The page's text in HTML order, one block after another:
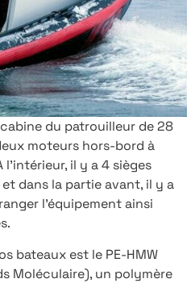
du patrouilleur de 28
moteurs hors-bord à
il y a 4 sièges
dans la partie avant, il y a
l’équipement ainsi
bateaux est le PE-HMW
Moléculaire), un polymère